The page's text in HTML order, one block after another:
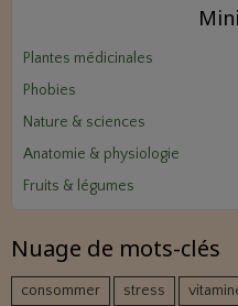
Plantes médicinales
Phobies
Nature & sciences
Anatomie & physiologie
Fruits & légumes
Nuage de mots-clés
consommer stress